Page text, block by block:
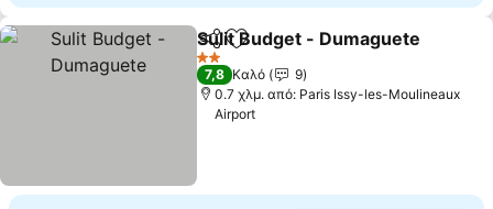
Κοινοποίηση
Προσθήκη στα αγαπημένα
Sulit Budget - Dumaguete
2 Αστέρια
7,8 Καλό
9
0.7 χλμ. από: Paris Issy-les-Moulineaux
Airport